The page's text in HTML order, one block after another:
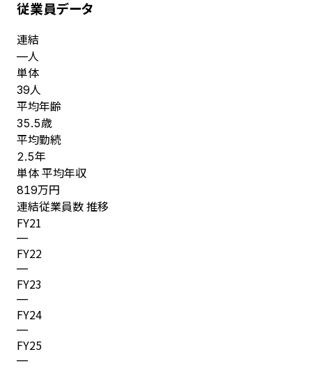
従業員データ
連結
—人
単体
39人
平均年齢
35.5歳
平均勤続
2.5年
単体 平均年収
819万円
連結従業員数 推移
FY21
—
FY22
—
FY23
—
FY24
—
FY25
—